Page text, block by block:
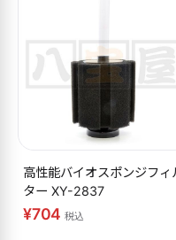
高性能バイオスポンジフィ
ター XY-2837
¥704税込